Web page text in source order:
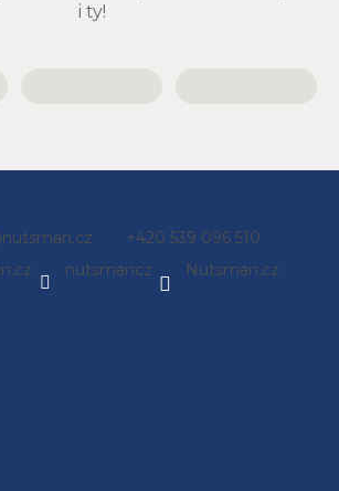
i ty!
nutsman.cz
+420 539 096 510
nutsmancz Nutsman.cz